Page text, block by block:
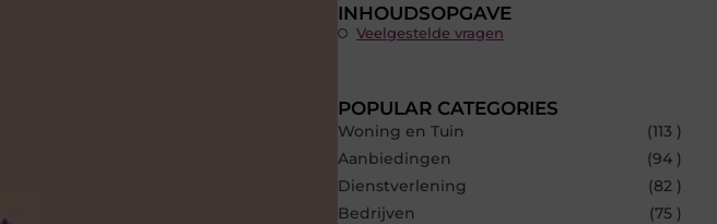
INHOUDSOPGAVE
Veelgestelde vragen
POPULAR CATEGORIES
Woning en Tuin
(113 )
Aanbiedingen
(94 )
Dienstverlening
(82 )
Bedrijven
(75 )